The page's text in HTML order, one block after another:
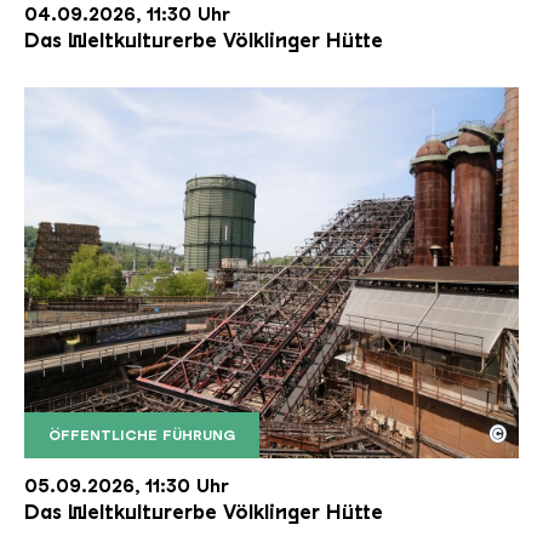
04.09.2026, 11:30 Uhr
Das Weltkulturerbe Völklinger Hütte
ÖFFENTLICHE FÜHRUNG
Der Erzschrägaufzug der Völklinger Hütte mit
Copyright: Weltkulturerbe Völklinger Hütte | Karl
©
05.09.2026, 11:30 Uhr
Das Weltkulturerbe Völklinger Hütte